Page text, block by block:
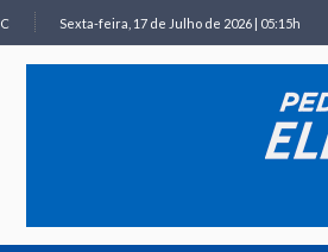
Sexta-feira, 17 de Julho de 2026 | 05:15h